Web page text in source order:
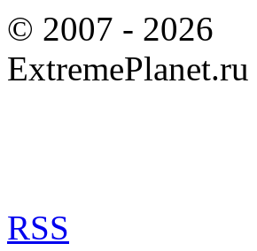
© 2007 - 2026
ExtremePlanet.ru
RSS